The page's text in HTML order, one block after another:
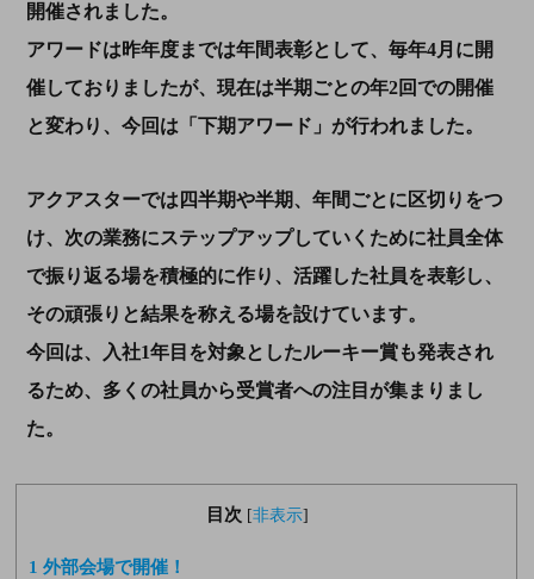
開催されました。
アワードは昨年度までは年間表彰として、毎年4月に開
催しておりましたが、現在は半期ごとの年2回での開催
と変わり、今回は「下期アワード」が行われました。
アクアスターでは四半期や半期、年間ごとに区切りをつ
け、次の業務にステップアップしていくために社員全体
で振り返る場を積極的に作り、活躍した社員を表彰し、
その頑張りと結果を称える場を設けています。
今回は、入社1年目を対象としたルーキー賞も発表され
るため、多くの社員から受賞者への注目が集まりまし
た。
目次 [非表示]
1 外部会場で開催！